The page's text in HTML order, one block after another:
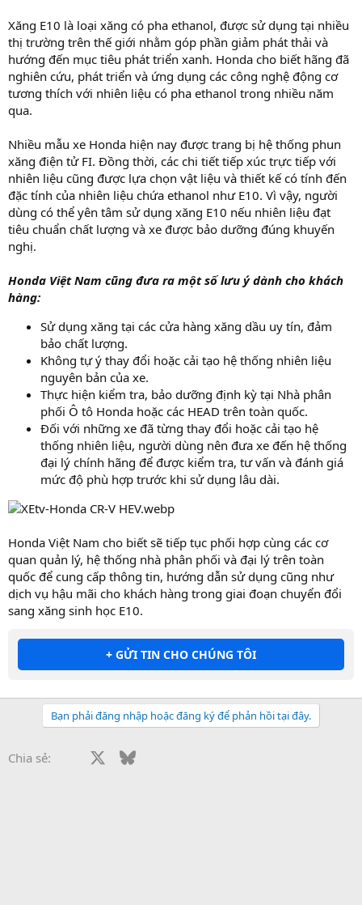
Xăng E10 là loại xăng có pha ethanol, được sử dụng tại nhiều
thị trường trên thế giới nhằm góp phần giảm phát thải và
hướng đến mục tiêu phát triển xanh. Honda cho biết hãng đã
nghiên cứu, phát triển và ứng dụng các công nghệ động cơ
tương thích với nhiên liệu có pha ethanol trong nhiều năm
qua.
Nhiều mẫu xe Honda hiện nay được trang bị hệ thống phun
xăng điện tử FI. Đồng thời, các chi tiết tiếp xúc trực tiếp với
nhiên liệu cũng được lựa chọn vật liệu và thiết kế có tính đến
đặc tính của nhiên liệu chứa ethanol như E10. Vì vậy, người
dùng có thể yên tâm sử dụng xăng E10 nếu nhiên liệu đạt
tiêu chuẩn chất lượng và xe được bảo dưỡng đúng khuyến
nghị.
Honda Việt Nam cũng đưa ra một số lưu ý dành cho khách
hàng:
Sử dụng xăng tại các cửa hàng xăng dầu uy tín, đảm
bảo chất lượng.
Không tự ý thay đổi hoặc cải tạo hệ thống nhiên liệu
nguyên bản của xe.
Thực hiện kiểm tra, bảo dưỡng định kỳ tại Nhà phân
phối Ô tô Honda hoặc các HEAD trên toàn quốc.
Đối với những xe đã từng thay đổi hoặc cải tạo hệ
thống nhiên liệu, người dùng nên đưa xe đến hệ thống
đại lý chính hãng để được kiểm tra, tư vấn và đánh giá
mức độ phù hợp trước khi sử dụng lâu dài.
Honda Việt Nam cho biết sẽ tiếp tục phối hợp cùng các cơ
quan quản lý, hệ thống nhà phân phối và đại lý trên toàn
quốc để cung cấp thông tin, hướng dẫn sử dụng cũng như
dịch vụ hậu mãi cho khách hàng trong giai đoạn chuyển đổi
sang xăng sinh học E10.
+ GỬI TIN CHO CHÚNG TÔI
Bạn phải đăng nhập hoặc đăng ký để phản hồi tại đây.
Chia sẻ: Facebook Bluesky